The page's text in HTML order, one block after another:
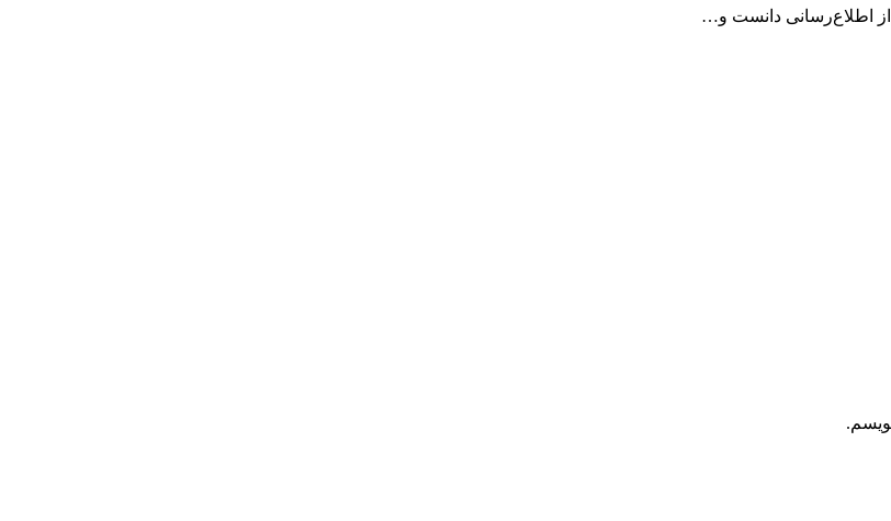
اطلاع‌رسانی دانست و…